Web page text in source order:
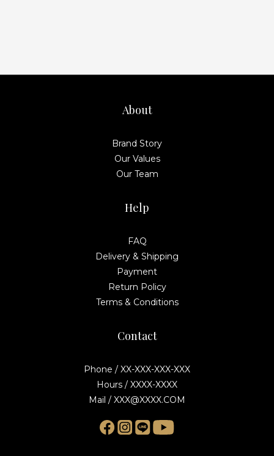
About
Brand Story
Our Values
Our Team
Help
FAQ
Delivery & Shipping
Payment
Return Policy
Terms & Conditions
Contact
Phone / XX-XXX-XXX-XXX
Hours / XXXX-XXXX
Mail / XXX@XXXX.COM